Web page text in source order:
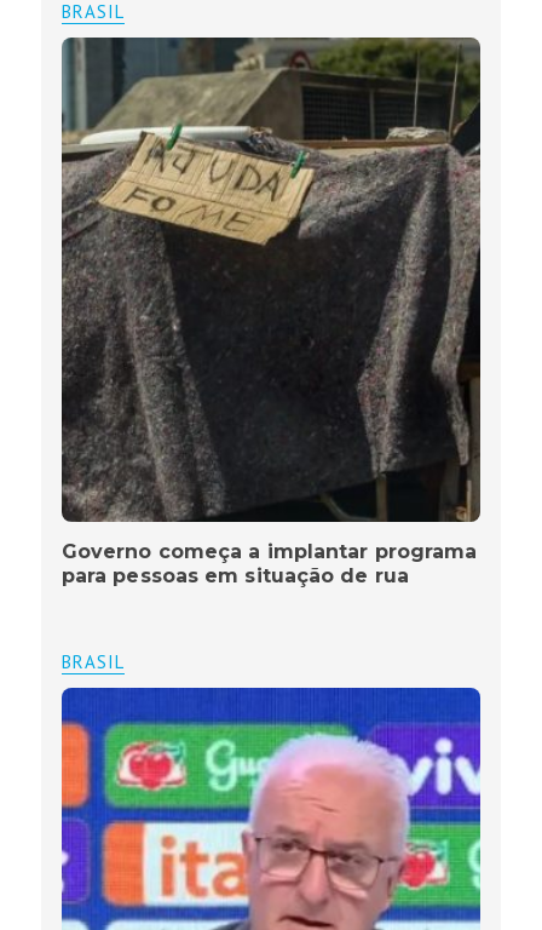
BRASIL
Governo começa a implantar programa
para pessoas em situação de rua
BRASIL